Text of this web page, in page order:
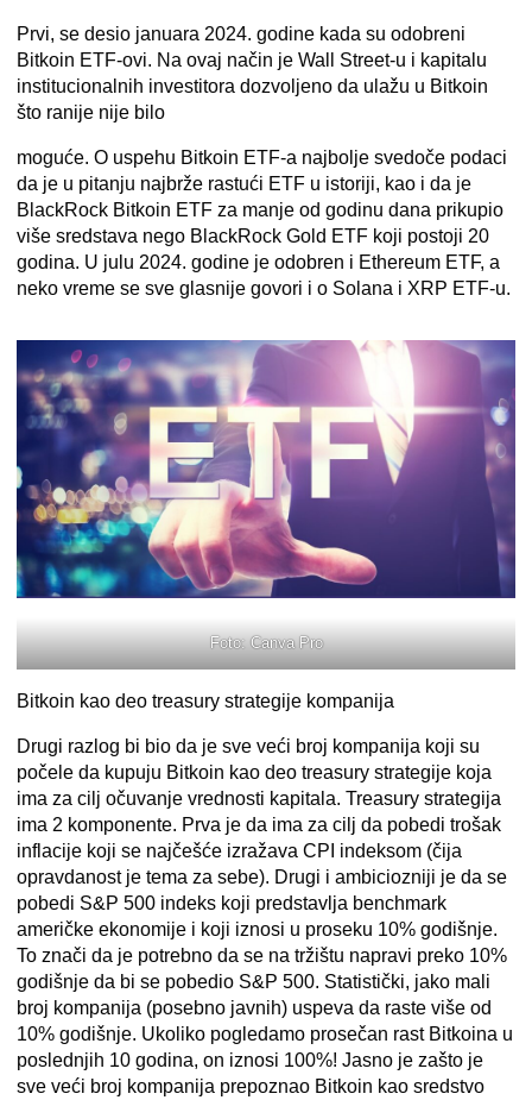
Prvi, se desio januara 2024. godine kada su odobreni
Bitkoin ETF-ovi. Na ovaj način je Wall Street-u i kapitalu
institucionalnih investitora dozvoljeno da ulažu u Bitkoin
što ranije nije bilo
moguće. O uspehu Bitkoin ETF-a najbolje svedoče podaci
da je u pitanju najbrže rastući ETF u istoriji, kao i da je
BlackRock Bitkoin ETF za manje od godinu dana prikupio
više sredstava nego BlackRock Gold ETF koji postoji 20
godina. U julu 2024. godine je odobren i Ethereum ETF, a
neko vreme se sve glasnije govori i o Solana i XRP ETF-u.
Foto: Canva Pro
Bitkoin kao deo treasury strategije kompanija
Drugi razlog bi bio da je sve veći broj kompanija koji su
počele da kupuju Bitkoin kao deo treasury strategije koja
ima za cilj očuvanje vrednosti kapitala. Treasury strategija
ima 2 komponente. Prva je da ima za cilj da pobedi trošak
inflacije koji se najčešće izražava CPI indeksom (čija
opravdanost je tema za sebe). Drugi i ambiciozniji je da se
pobedi S&P 500 indeks koji predstavlja benchmark
američke ekonomije i koji iznosi u proseku 10% godišnje.
To znači da je potrebno da se na tržištu napravi preko 10%
godišnje da bi se pobedio S&P 500. Statistički, jako mali
broj kompanija (posebno javnih) uspeva da raste više od
10% godišnje. Ukoliko pogledamo prosečan rast Bitkoina u
poslednjih 10 godina, on iznosi 100%! Jasno je zašto je
sve veći broj kompanija prepoznao Bitkoin kao sredstvo